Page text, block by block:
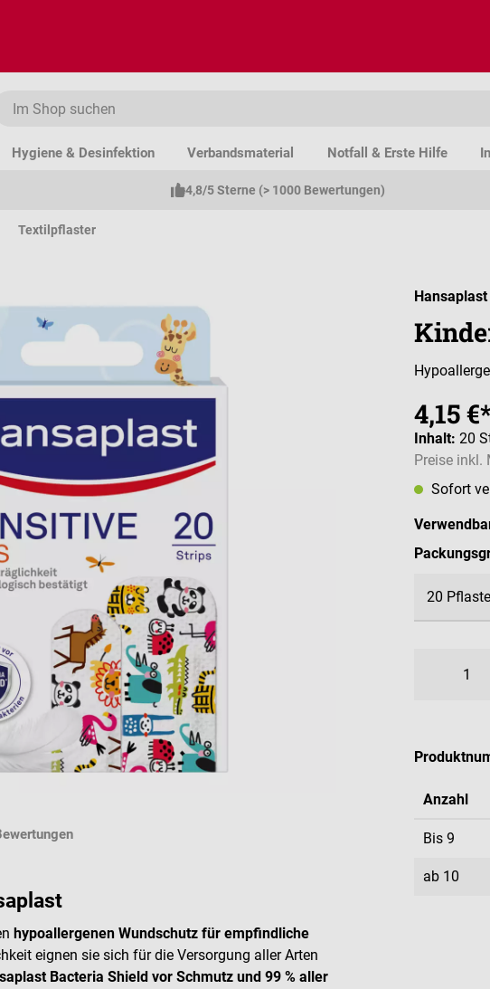
Hygiene & Desinfektion Verbandsmaterial Notfall & Erste Hilfe
4,8/5 Sterne (> 1000 Bewertungen)
Textilpflaster
Hansaplast
4,15
Inhalt:20
Preise inkl.
Sofort
Anzahl
Bis9
ab 10
hypoallergenen Wundschutz für empfindliche
eignen sie sich für die Versorgung aller Arten
Bacteria Shield vor Schmutz und 99 % aller